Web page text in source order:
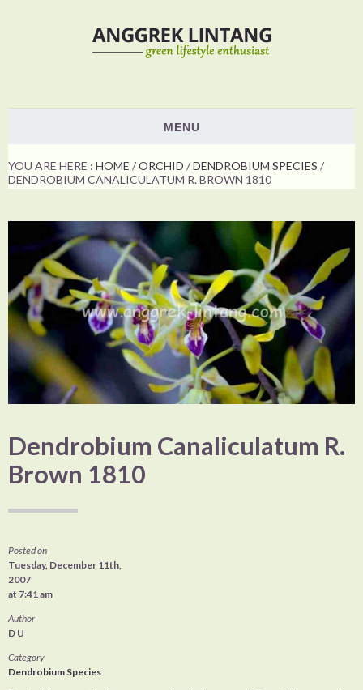
MENU
PLANTS
NON ORCHID
HOW TO
SHOW & EVENTS
VOTING
ABOUT US
YOU ARE HERE : HOME /ORCHID /DENDROBIUM SPECIES /
DENDROBIUM CANALICULATUM R. BROWN 1810
Dendrobium Canaliculatum R.
Brown 1810
Posted on
Tuesday, December 11th,
2007
at 7:41 am
Author
D U
Category
Dendrobium Species